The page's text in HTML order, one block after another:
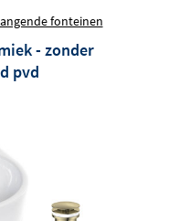
fonteinen
- zonder
pvd